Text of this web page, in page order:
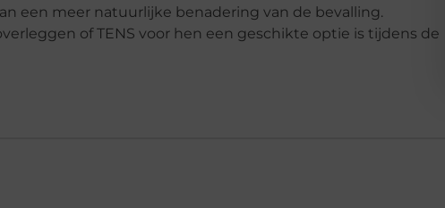
een meer natuurlijke benadering van de bevalling.
of TENS voor hen een geschikte optie is tijdens de